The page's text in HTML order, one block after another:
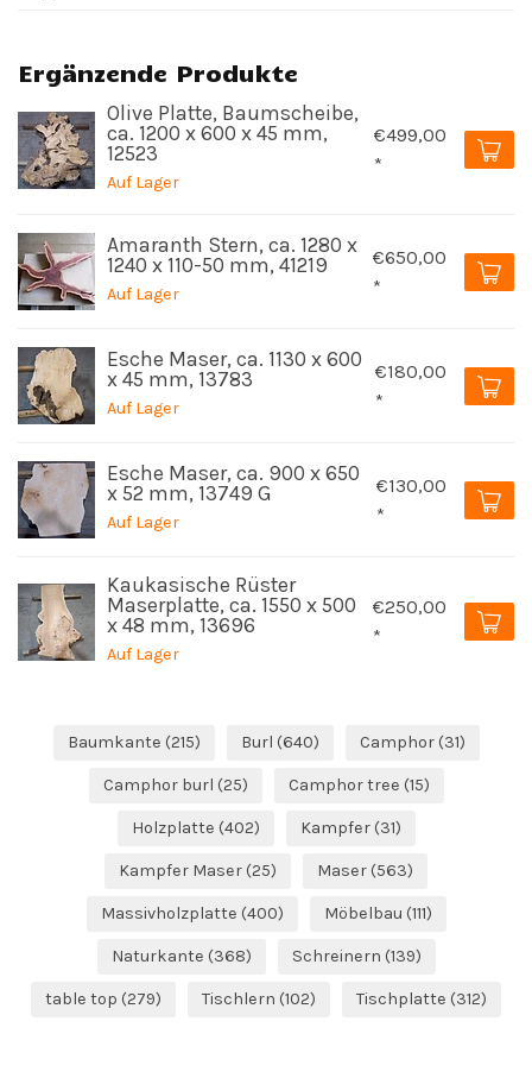
Ergänzende Produkte
Olive Platte, Baumscheibe,
ca. 1200 x 600 x 45 mm,
12523
Auf Lager
€499,00
*
Amaranth Stern, ca. 1280 x
1240 x 110-50 mm, 41219
Auf Lager
€650,00
*
Esche Maser, ca. 1130 x 600
x 45 mm, 13783
Auf Lager
€180,00
*
Esche Maser, ca. 900 x 650
x 52 mm, 13749 G
Auf Lager
€130,00
*
Kaukasische Rüster
Maserplatte, ca. 1550 x 500
x 48 mm, 13696
Auf Lager
€250,00
*
Baumkante (215) Burl (640) Camphor (31)
Camphor burl (25) Camphor tree (15)
Holzplatte (402) Kampfer (31)
Kampfer Maser (25) Maser (563)
Massivholzplatte (400) Möbelbau (111)
Naturkante (368) Schreinern (139)
table top (279) Tischlern (102) Tischplatte (312)